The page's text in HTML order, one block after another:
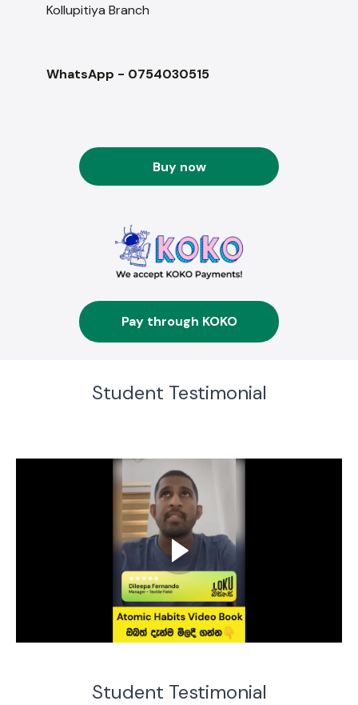
Kollupitiya Branch
WhatsApp - 0754030515
Buy now
Pay through KOKO
Student Testimonial
Student Testimonial